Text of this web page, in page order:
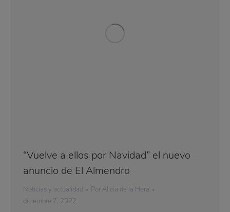
“Vuelve a ellos por Navidad” el nuevo
anuncio de El Almendro
Noticias y actualidad Por Alicia de la Hera
diciembre 7, 2022